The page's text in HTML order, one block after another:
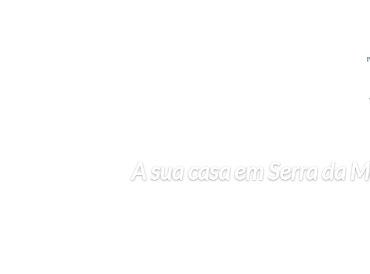
A sua casa em Serra da